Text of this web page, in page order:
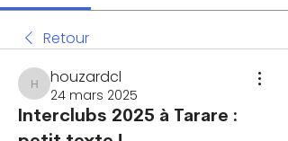
Retour
houzardcl
houzardcl
24 mars 2025
Interclubs 2025 à Tarare :